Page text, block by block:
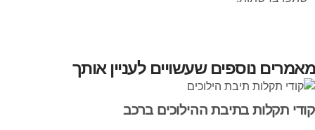
מאמרים נוספים שעשויים לעניין אותך
קודי תקלות בתיבת ההילוכים ברכב